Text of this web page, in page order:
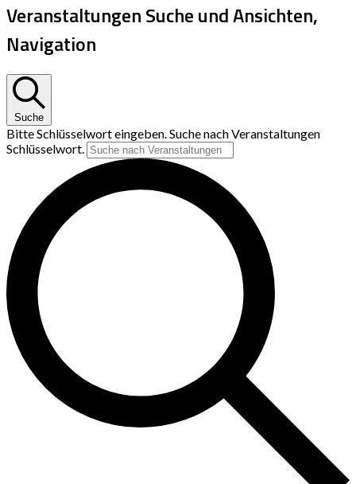
Veranstaltungen Suche und Ansichten,
Navigation
Suche
Bitte Schlüsselwort eingeben. Suche nach Veranstaltungen
Schlüsselwort.